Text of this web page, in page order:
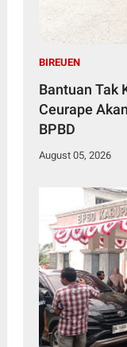
BIREUEN
Bantuan Tak
Ceurape
BPBD
August 05, 2026